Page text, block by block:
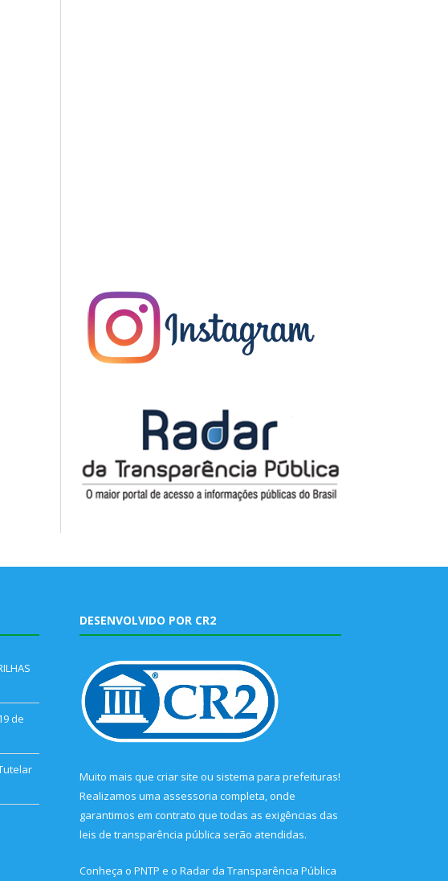
de
DESENVOLVIDO POR CR2
Muito mais que criar site ou sistema para prefeituras!
Realizamos uma assessoria completa, onde
garantimos em contrato que todas as exigências das
leis de transparência pública serão atendidas.
Conheça o PNTP e o Radar da Transparência Pública